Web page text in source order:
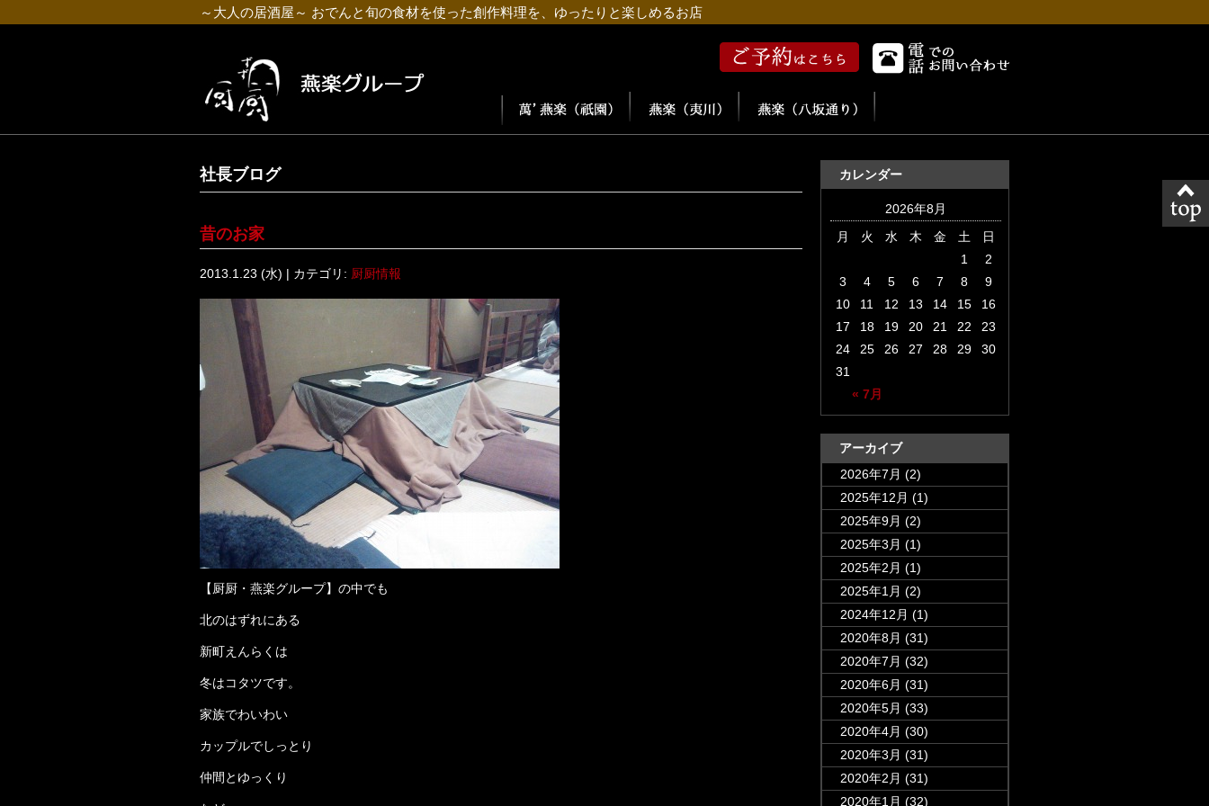
～大人の居酒屋～ おでんと旬の食材を使った創作料理を、ゆったりと楽しめるお店
社長ブログ
昔のお家
2013.1.23 (水) | カテゴリ: 厨厨情報
【厨厨・燕楽グループ】の中でも
北のはずれにある
新町えんらくは
冬はコタツです。
家族でわいわい
カップルでしっとり
仲間とゆっくり
カレンダー
2026年8月
月
火 水 木 金 土 日
« 7月
1
2
3
4 5 6 7 8
9
10
11 12 13 14 15
16
17
18 19 20 21 22
23
24
25 26 27 28 29
30
31
アーカイブ
2026年7月 (2)
2025年12月 (1)
2025年9月 (2)
2025年3月 (1)
2025年2月 (1)
2025年1月 (2)
2024年12月 (1)
2020年8月 (31)
2020年7月 (32)
2020年6月 (31)
2020年5月 (33)
2020年4月 (30)
2020年3月 (31)
2020年2月 (31)
2020年1月 (32)